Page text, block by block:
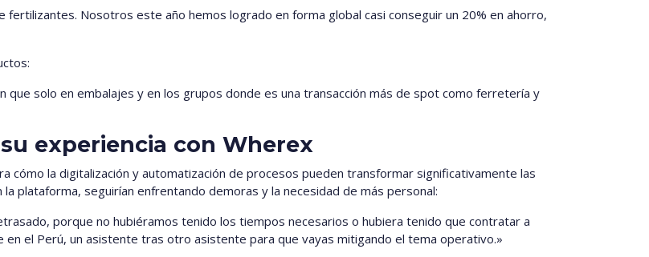
Nosotros este año hemos logrado en forma global casi conseguir un 20% en ahorro,
que solo en embalajes y en los grupos donde es una transacción más de spot como ferretería y
experiencia con Wherex
cómo la digitalización y automatización de procesos pueden transformar significativamente las
plataforma, seguirían enfrentando demoras y la necesidad de más personal:
porque no hubiéramos tenido los tiempos necesarios o hubiera tenido que contratar a
el Perú, un asistente tras otro asistente para que vayas mitigando el tema operativo.»